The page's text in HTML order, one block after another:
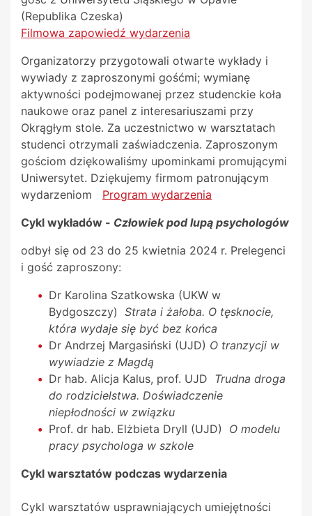
(Republika Czeska)
Filmowa zapowiedź wydarzenia
Organizatorzy przygotowali otwarte wykłady i
wywiady z zaproszonymi gośćmi; wymianę
aktywności podejmowanej przez studenckie koła
naukowe oraz panel z interesariuszami przy
Okrągłym stole. Za uczestnictwo w warsztatach
studenci otrzymali zaświadczenia. Zaproszonym
gościom dziękowaliśmy upominkami promującymi
Uniwersytet. Dziękujemy firmom patronującym
wydarzeniom Program wydarzenia
Cykl wykładów - Człowiek pod lupą psychologów
odbył się od 23 do 25 kwietnia 2024 r. Prelegenci
i gość zaproszony:
Dr Karolina Szatkowska (UKW w
Bydgoszczy) Strata i żałoba. O tęsknocie,
która wydaje się być bez końca
Dr Andrzej Margasiński (UJD) O tranzycji w
wywiadzie z Magdą
Dr hab. Alicja Kalus, prof. UJD Trudna droga
do rodzicielstwa. Doświadczenie
niepłodności w związku
Prof. dr hab. Elżbieta Dryll (UJD) O modelu
pracy psychologa w szkole
Cykl warsztatów podczas wydarzenia
Cykl warsztatów usprawniających umiejętności